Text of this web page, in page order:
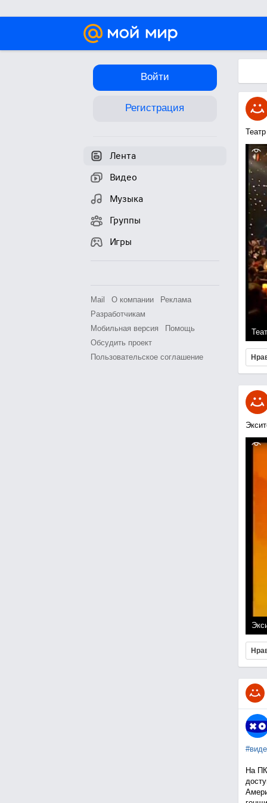
Войти
Регистрация
Лента
Видео
Музыка
Группы
Игры
Mail О компании
Реклама
Разработчикам
Мобильная версия
Помощь
Обсудить проект
Пользовательское соглашение
На